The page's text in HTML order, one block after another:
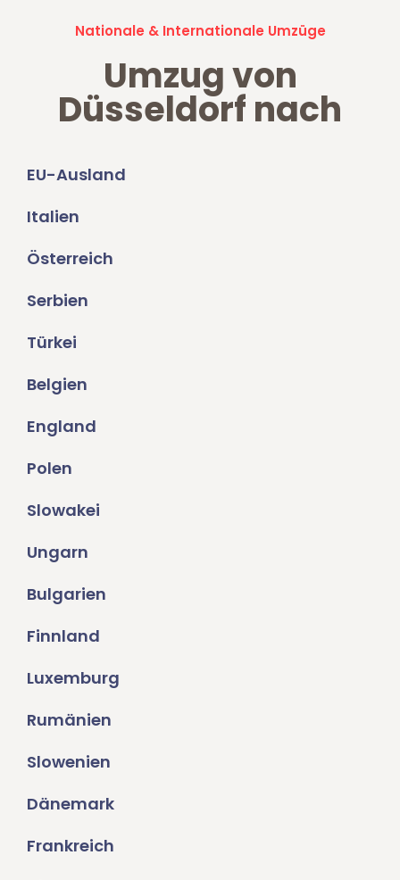
Nationale & Internationale Umzüge
Umzug von
Düsseldorf nach
EU-Ausland
Italien
Österreich
Serbien
Türkei
Belgien
England
Polen
Slowakei
Ungarn
Bulgarien
Finnland
Luxemburg
Rumänien
Slowenien
Dänemark
Frankreich